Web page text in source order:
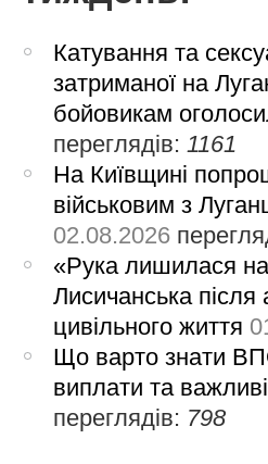
Катування та
затриманої на
бойовикам
переглядів: 1161
На Київщині
військовим з
02.08.2026
«Рука лишилася на
Лисичанська після
цивільного життя
Що варто знати
виплати та
переглядів: 798